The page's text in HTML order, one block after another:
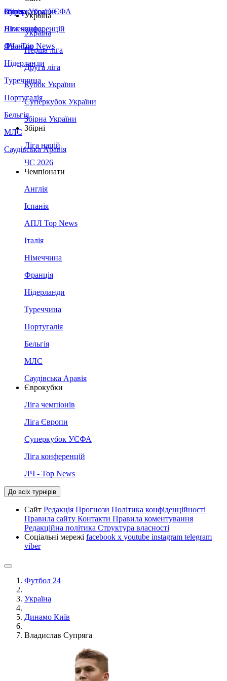
Збірна України
Італія
Німеччина
Франція
Нідерланди
Туреччина
Португалія
Бельгія
МЛС
Саудівська Аравія
Суперкубок УЄФА
Ліга конференцій
ЛЧ - Top News
Україна
Україна
Перша ліга
Друга ліга
Кубок України
Суперкубок України
Збірна України
Збірні
Ліга націй
ЧС 2026
Чемпіонати
Англія
Іспанія
АПЛ Top News
Італія
Німеччина
Франція
Нідерланди
Туреччина
Португалія
Бельгія
МЛС
Саудівська Аравія
Єврокубки
Ліга чемпіонів
Ліга Європи
Суперкубок УЄФА
Ліга конференцій
ЛЧ - Top News
До всіх турнірів
Сайт Редакція Прогнози Політика конфіденційності
Правила сайту Контакти Правила коментування
Редакційна політика Структура власності
Соціальні мережі facebook x youtube instagram telegram
viber
Футбол 24
Україна
Динамо Київ
Владислав Супряга